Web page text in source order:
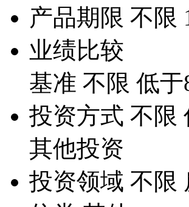
产品期限 不限
业绩比较
基准 不限 低于
投资方式 不限
其他投资
投资领域 不限